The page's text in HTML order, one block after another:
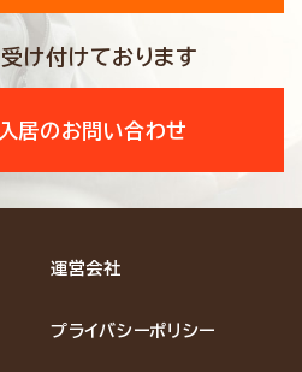
け付けております
居のお問い合わせ
運営会社
プライバシーポリシー